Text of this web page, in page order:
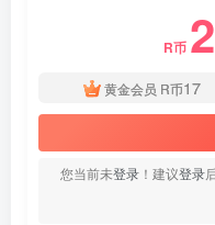
R币
黄金会员 R币17
您当前未登录 ！建议登录